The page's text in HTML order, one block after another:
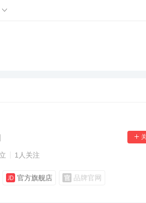
1 人关注
官方旗舰店 品牌官网